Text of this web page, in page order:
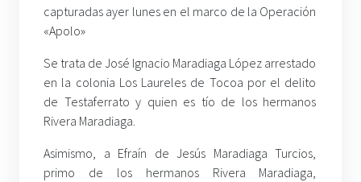
capturadas ayer lunes en el marco de la Operación
«Apolo»
Se trata de José Ignacio Maradiaga López arrestado
en la colonia Los Laureles de Tocoa por el delito
de Testaferrato y quien es tío de los hermanos
Rivera Maradiaga.
Asimismo, a Efraín de Jesús Maradiaga Turcios,
primo de los hermanos Rivera Maradiaga,